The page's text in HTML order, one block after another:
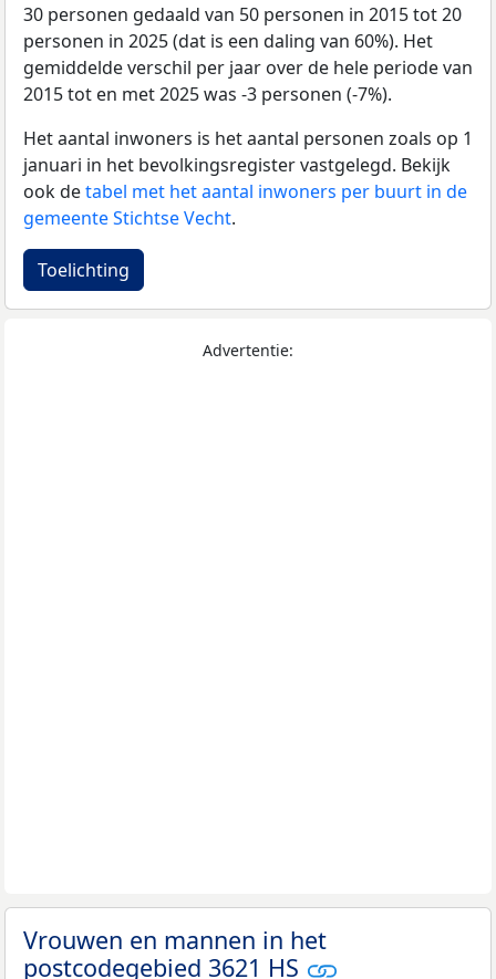
30 personen gedaald van 50 personen in 2015 tot 20
personen in 2025 (dat is een daling van 60%). Het
gemiddelde verschil per jaar over de hele periode van
2015 tot en met 2025 was -3 personen (-7%).
Het aantal inwoners is het aantal personen zoals op 1
januari in het bevolkingsregister vastgelegd. Bekijk
ook detabel met het aantal inwoners per buurt in de
gemeente Stichtse Vecht.
Toelichting
Advertentie:
Vrouwen en mannen in het
postcodegebied 3621 HS